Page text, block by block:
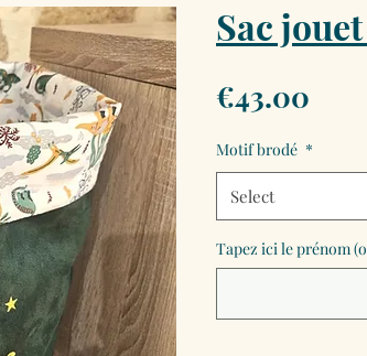
Sac
€43.00
Motif brodé *
Select
Tapez ici le prénom